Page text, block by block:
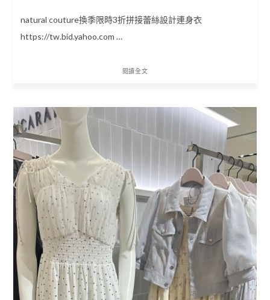
natural couture換季限時3折拼接蕾絲設計連身衣
https://tw.bid.yahoo.com …
閱讀全文